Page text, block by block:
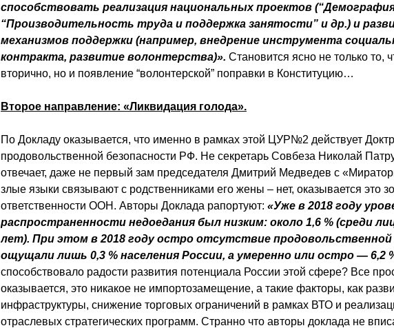
способствовать реализация национальных проектов
“Производительность труда и поддержка занятости” и др.) и
механизмов поддержки (например, внедрение инструмента
контракта, развитие волонтерства)». Становится ясно не только то,
вторично, но и появление “волонтерской” поправки в Конституцию…
Второе направление: «Ликвидация голода».
По Докладу оказывается, что именно в рамках этой ЦУР№2 действует
продовольственной безопасности РФ. Не секретарь Совбеза Николай
отвечает, даже не первый зам председателя Дмитрий Медведев с
злые языки связывают с родственниками его жены – нет, оказывается это
ответственности ООН. Авторы Доклада рапортуют: «Уже в 2018 году
распространенности недоедания был низким: около 1,6 % (среди
лет). При этом в 2018 году остро отсутствие продовольственной
ощущали лишь 0,3 % населения России, а умеренно или остро — 6,2
способствовало радости развития потенциала России этой сфере? Все
оказывается, это никакое не импортозамещение, а такие факторы, как
инфраструктуры, снижение торговых ограничений в рамках ВТО и
отраслевых стратегических программ. Странно что авторы доклада не